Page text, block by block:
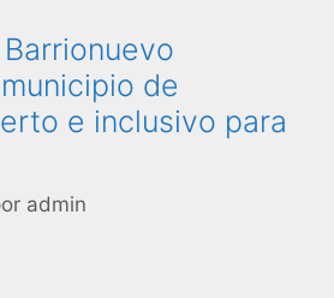
de
e inclusivo para
admin